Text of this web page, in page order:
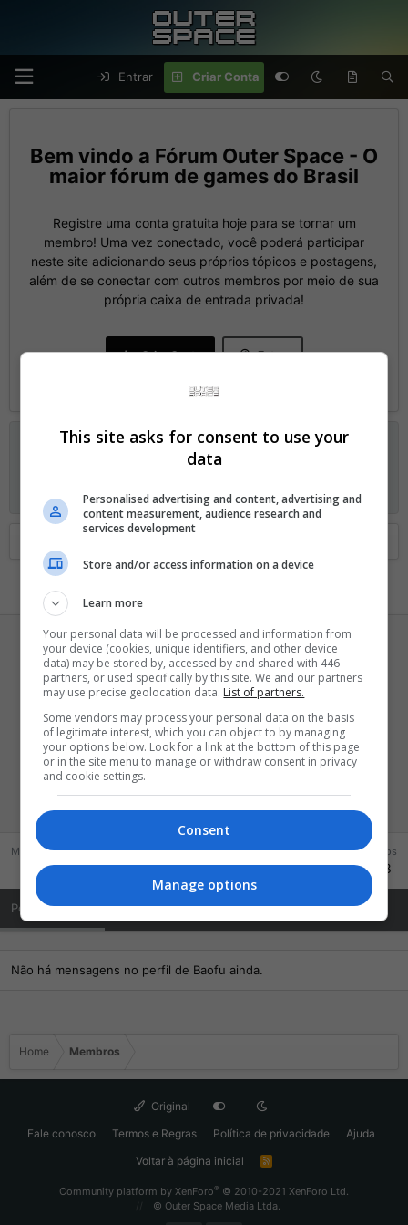
Entrar Criar Conta
Fórum Outer Space - O
maior fórum de games do Brasil
Registre uma conta gratuita hoje para se tornar um
membro! Uma vez conectado, você poderá participar
neste site adicionando seus próprios tópicos e postagens,
além de se conectar com outros membros por meio de sua
própria caixa de entrada privada!
Entrar
Criar Conta
Anunciando os planos GOLD no Fórum Outer Space
Visitante, agora você pode ajudar o Fórum Outer Space e
e dois temas exclusivos . Veja os detalhes aqui.
Baofu
Bam-bam-bam
Registrado
Visto pela última vez Ontem às 23:17 ·Visualizando tópico
Paulo Futebol Clube! [TÓPICO OFICIAL]
Mensagens
288
Reações
130
Pontos
478
Posts de Perfil Última atividade Publicações Sobre Mim
Não há mensagens no perfil de Baofu ainda.
Home Membros
Original
Fale conosco
Termos e Regras Política de privacidade
Ajuda
Voltar à página inicial
R
Community platform by XenForo® © 2010-2021 XenForo Ltd.
© Outer Space Media Ltda.
This site asks for consent to use your
data
Personalised advertising and content, advertising and
content measurement, audience research and
services development
Store and/or access information on a device
Learn more
Your personal data will be processed and information from
your device (cookies, unique identifiers, and other device
data) may be stored by, accessed by and shared with 446
partners, or used specifically by this site. We and our partners
may use precise geolocation data. List of partners.
Some vendors may process your personal data on the basis
of legitimate interest, which you can object to by managing
your options below. Look for a link at the bottom of this page
or in the site menu to manage or withdraw consent in privacy
and cookie settings.
Consent
Manage options